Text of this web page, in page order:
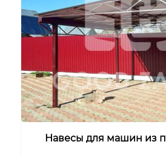
Навесы для машин из